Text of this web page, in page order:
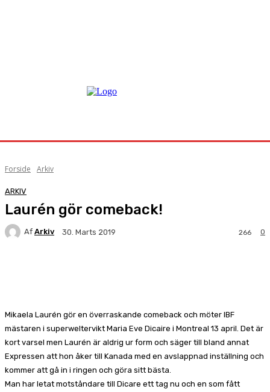
Forside Arkiv
ARKIV
Laurén gör comeback!
Af Arkiv 30. Marts 2019 0
266
Mikaela Laurén gör en överraskande comeback och möter IBF
mästaren i superweltervikt Maria Eve Dicaire i Montreal 13 april. Det är
kort varsel men Laurén är aldrig ur form och säger till bland annat
Expressen att hon åker till Kanada med en avslappnad inställning och
kommer att gå in i ringen och göra sitt bästa.
Man har letat motståndare till Dicare ett tag nu och en som fått